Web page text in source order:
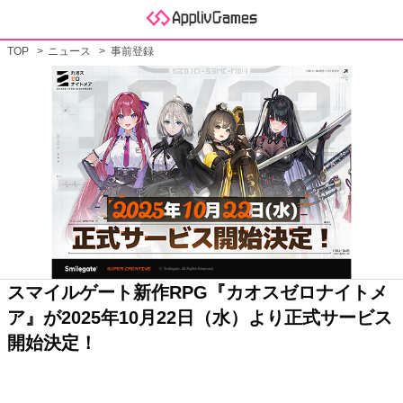
TOP ニュース 事前登録
スマイルゲート新作RPG『カオスゼロナイトメ
ア』が2025年10月22日（水）より正式サービス
開始決定！